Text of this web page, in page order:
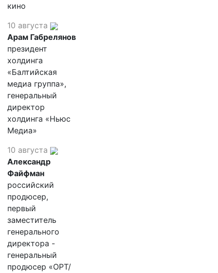
кино
10 августа
Арам Габрелянов
президент
холдинга
«Балтийская
медиа группа»,
генеральный
директор
холдинга «Ньюс
Медиа»
10 августа
Александр
Файфман
российский
продюсер,
первый
заместитель
генерального
директора -
генеральный
продюсер «ОРТ/